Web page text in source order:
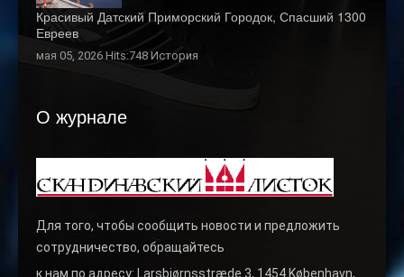
Красивый Датский Приморский Городок, Спасший 1300
Евреев
мая 05, 2026 Hits:748 История
О журнале
Для того, чтобы сообщить новости и предложить
сотрудничество, обращайтесь
к нам по адресу: Larsbjørnsstræde 3, 1454 København,